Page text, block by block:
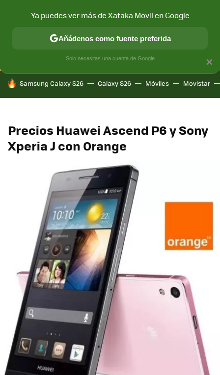
CONECTIVIDAD MÓVIL Y SOCIEDAD APLICACIONES
HOY SE HABLA DE
Samsung Galaxy S26 Galaxy S26 Móviles Movistar
Precios Huawei Ascend P6 y Sony
Xperia J con Orange
×
Ya puedes ver más de Xataka Movil en Google
Añádenos como fuente preferida
Solo necesitas una cuenta de Google